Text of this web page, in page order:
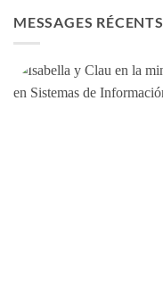
MESSAGES RÉCENTS